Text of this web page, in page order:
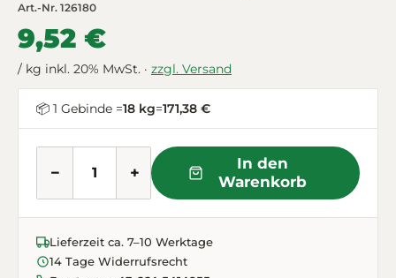
Art.-Nr. 126180
9,52 €
/ kg inkl. 20% MwSt. · zzgl. Versand
📦 1 Gebinde =18 kg=171,38 €
− +
In den
Warenkorb
Lieferzeit ca. 7–10 Werktage
14 Tage Widerrufsrecht